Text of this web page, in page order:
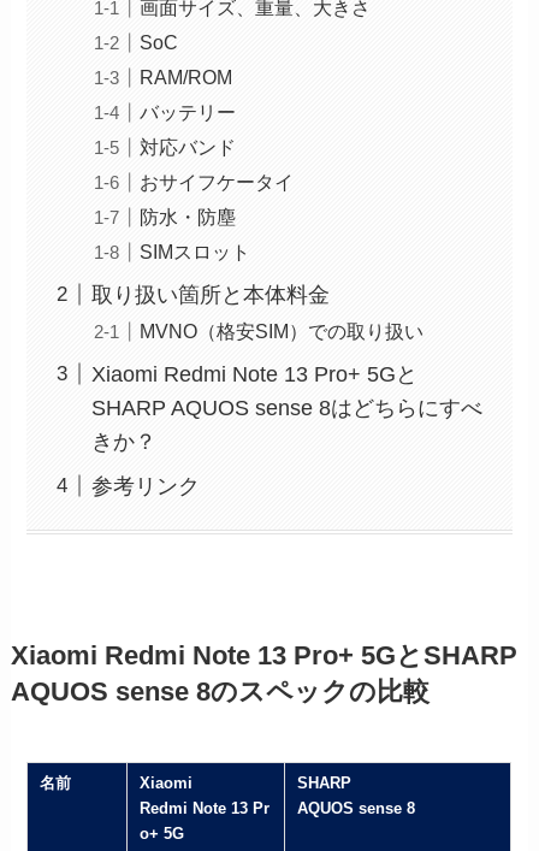
画面サイズ、重量、大きさ
SoC
RAM/ROM
バッテリー
対応バンド
おサイフケータイ
防水・防塵
SIMスロット
取り扱い箇所と本体料金
MVNO（格安SIM）での取り扱い
Xiaomi Redmi Note 13 Pro+ 5Gと
SHARP AQUOS sense 8はどちらにすべ
きか？
参考リンク
Xiaomi Redmi Note 13 Pro+ 5GとSHARP
AQUOS sense 8のスペックの比較
名前
Xiaomi
Redmi Note 13 Pr
o+ 5G
SHARP
AQUOS sense 8